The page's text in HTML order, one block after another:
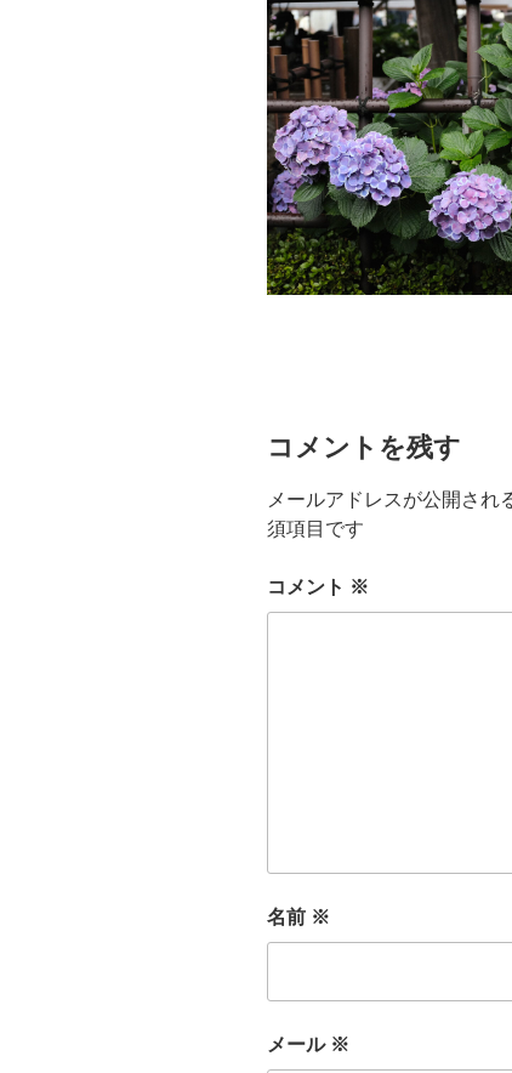
コメントを残す
メールアドレスが公開され
須項目です
コメント ※
名前 ※
メール ※